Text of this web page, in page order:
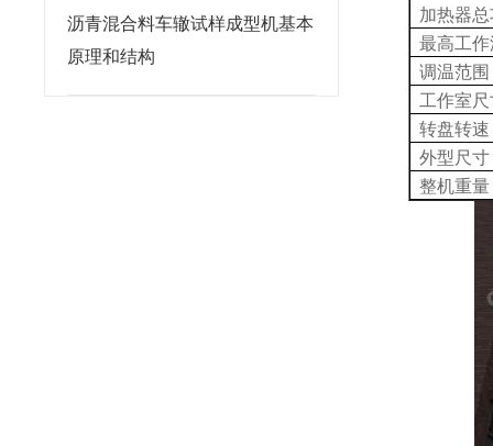
沥青混合料车辙试样成型机基本
原理和结构
加热器
最高工
调温范围
工作室
转盘转速
外型尺寸
整机重量